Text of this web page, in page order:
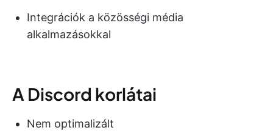
Integrációk a közösségi média
alkalmazásokkal
A Discord korlátai
Nem optimalizált